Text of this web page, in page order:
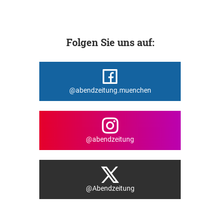
Folgen Sie uns auf:
@abendzeitung.muenchen
@abendzeitung
@Abendzeitung